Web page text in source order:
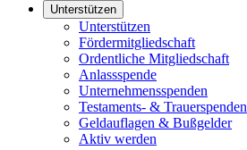
Unterstützen
Unterstützen
Fördermitgliedschaft
Ordentliche Mitgliedschaft
Anlassspende
Unternehmensspenden
Testaments- & Trauerspenden
Geldauflagen & Bußgelder
Aktiv werden